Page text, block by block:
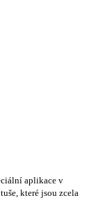
aplikace v
které jsou zcela